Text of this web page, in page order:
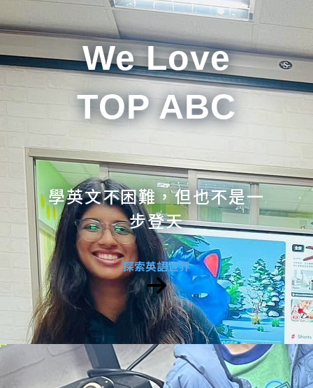
We Love
TOP ABC
學英文不困難，但也不是一
步登天
探索英語世界